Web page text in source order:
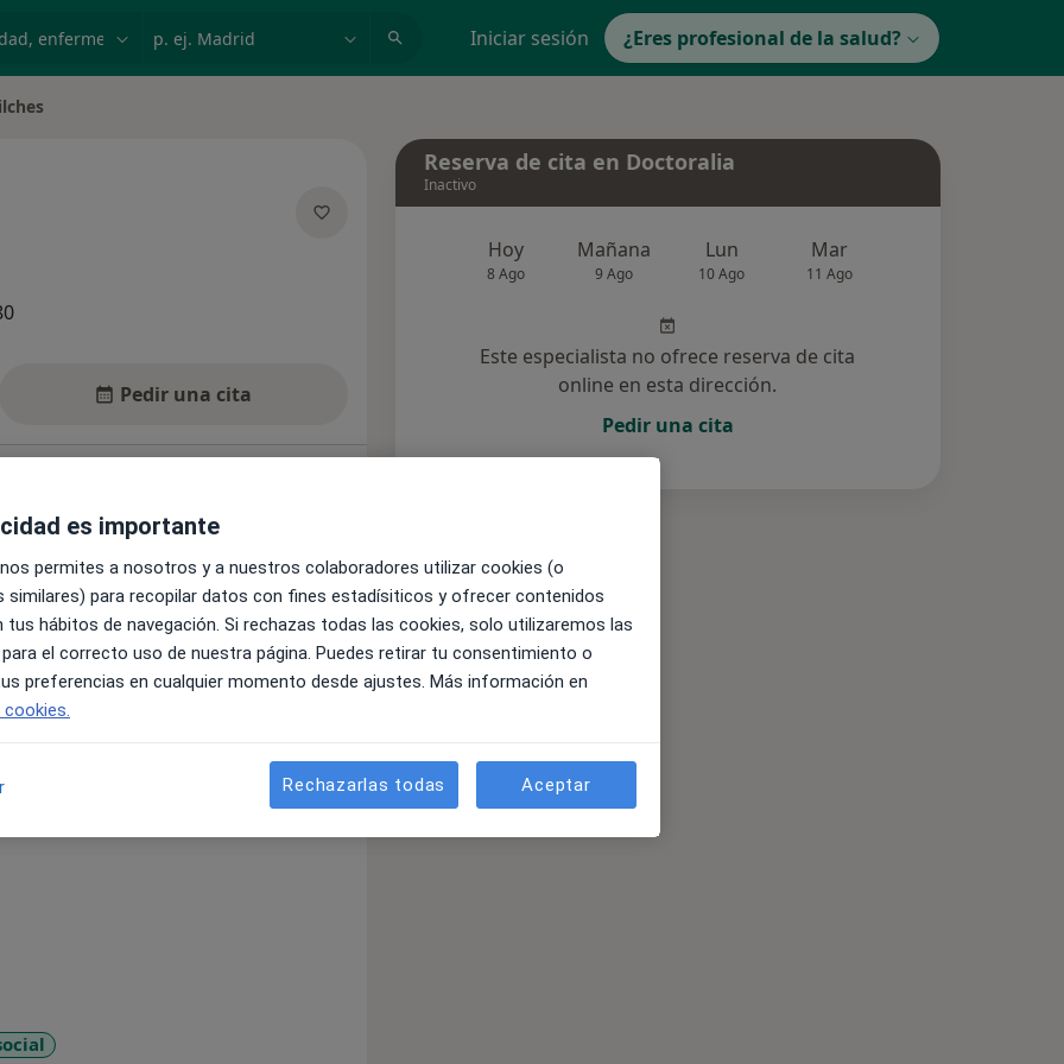
Iniciar sesión ¿Eres profesional de la salud?
Pedir una cita
bienestar.
Perinatal, Maternidad y
en patrones o sin confianza?
para comprender tu malestar y
Reserva de cita en Doctoralia
Inactivo
Hoy
8 Ago
Mañana
9 Ago
Lun
10 Ago
Mar
11 Ago
Este especialista no ofrece reserva de cita
online en esta dirección.
Pedir una cita
es importante
permites a nosotros y a nuestros colaboradores utilizar cookies (o
similares) para recopilar datos con fines estadísiticos y ofrecer contenidos
tus hábitos de navegación. Si rechazas todas las cookies, solo utilizaremos las
el correcto uso de nuestra página. Puedes retirar tu consentimiento o
preferencias en cualquier momento desde ajustes. Más información en
Rechazarlas todas Aceptar